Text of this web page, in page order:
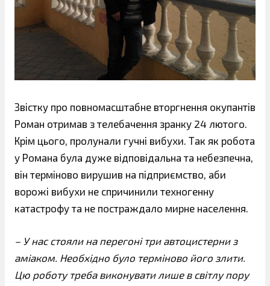
Звістку про повномасштабне вторгнення окупантів
Роман отримав з телебачення зранку 24 лютого.
Крім цього, пролунали гучні вибухи. Так як робота
у Романа була дуже відповідальна та небезпечна,
він терміново вирушив на підприємство, аби
ворожі вибухи не спричинили техногенну
катастрофу та не постраждало мирне населення.
– У нас стояли на перегоні три автоцистерни з
аміаком. Необхідно було терміново його злити.
Цю роботу треба виконувати лише в світлу пору